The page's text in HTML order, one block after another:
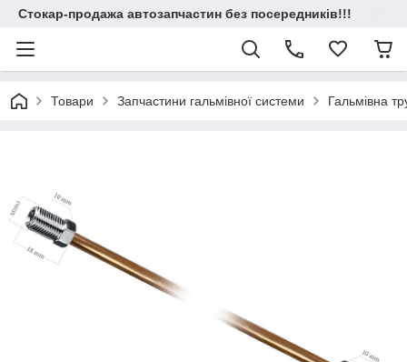
Стокар-продажа автозапчастин без посередників!!!
Товари Запчастини гальмівної системи Гальмівна